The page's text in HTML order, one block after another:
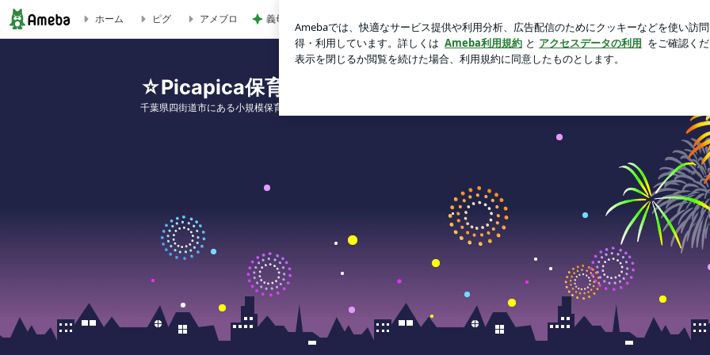
ホーム ピグ アメブロ 義母の話で変えることになった墓参り 新規登録
☆Picapica保育園美しが丘園のブログ☆
千葉県四街道市にある小規模保育園Picapica保育園（ピカピカ保育園）